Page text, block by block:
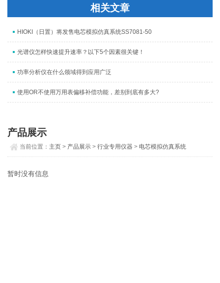
相关文章
HIOKI（日置）将发售电芯模拟仿真系统SS7081-50
光谱仪怎样快速提升速率？以下5个因素很关键！
功率分析仪在什么领域得到应用广泛
使用OR不使用万用表偏移补偿功能，差别到底有多大?
产品展示
当前位置： 主页 > 产品展示 >行业专用仪器 > 电芯模拟仿真系统
暂时没有信息